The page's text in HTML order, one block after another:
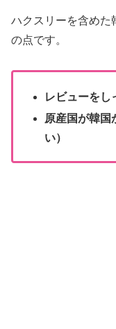
ハクスリーを含めた
の点です。
レビューをし
原産国が韓国
い）